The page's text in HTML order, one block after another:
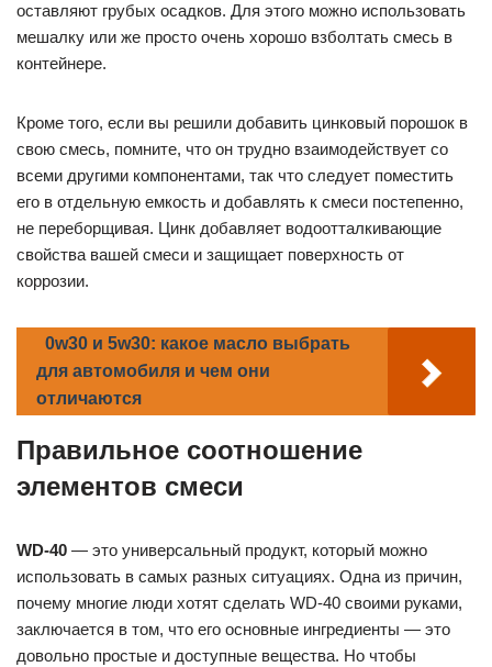
оставляют грубых осадков. Для этого можно использовать
мешалку или же просто очень хорошо взболтать смесь в
контейнере.
Кроме того, если вы решили добавить цинковый порошок в
свою смесь, помните, что он трудно взаимодействует со
всеми другими компонентами, так что следует поместить
его в отдельную емкость и добавлять к смеси постепенно,
не переборщивая. Цинк добавляет водоотталкивающие
свойства вашей смеси и защищает поверхность от
коррозии.
0w30 и 5w30: какое масло выбрать
для автомобиля и чем они
отличаются
Правильное соотношение
элементов смеси
WD-40 — это универсальный продукт, который можно
использовать в самых разных ситуациях. Одна из причин,
почему многие люди хотят сделать WD-40 своими руками,
заключается в том, что его основные ингредиенты — это
довольно простые и доступные вещества. Но чтобы